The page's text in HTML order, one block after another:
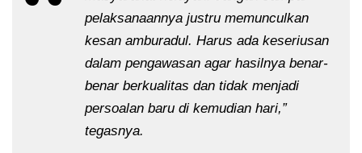
pelaksanaannya justru memunculkan
kesan amburadul. Harus ada keseriusan
dalam pengawasan agar hasilnya benar-
benar berkualitas dan tidak menjadi
persoalan baru di kemudian hari,”
tegasnya.